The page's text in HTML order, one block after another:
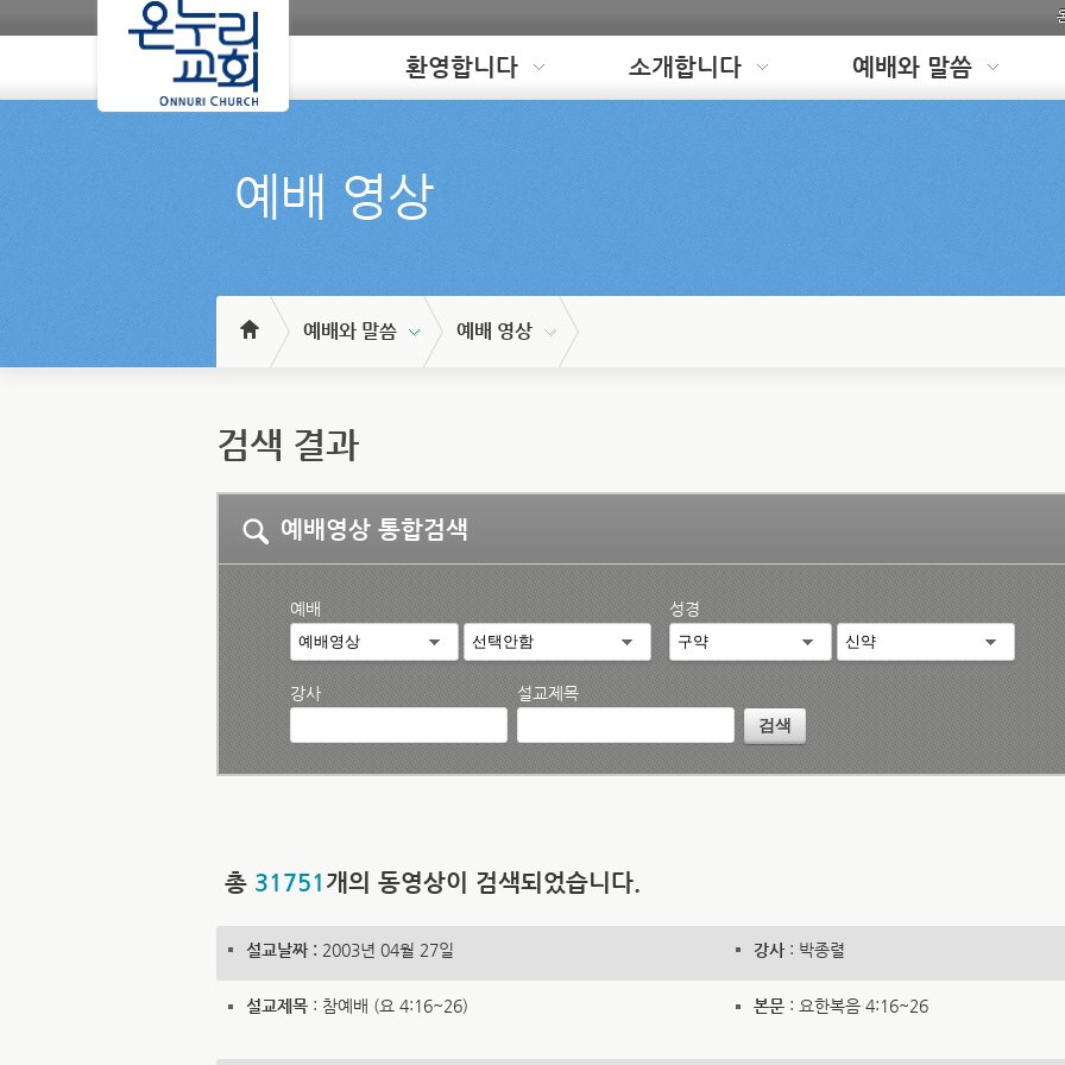
Loading 환영합니다 소개합니다 예배와 말씀
예배 영상
예배와 말씀 예배 영상
검색 결과
예배영상 통합검색
예배 성경
강사 설교제목
총 31751 개의 동영상이 검색되었습니다.
설교날짜 : 2003년 04월 27일 강사 : 박종렬
설교제목: 참예배 (요 4:16~26) 본문 : 요한복음 4:16~26